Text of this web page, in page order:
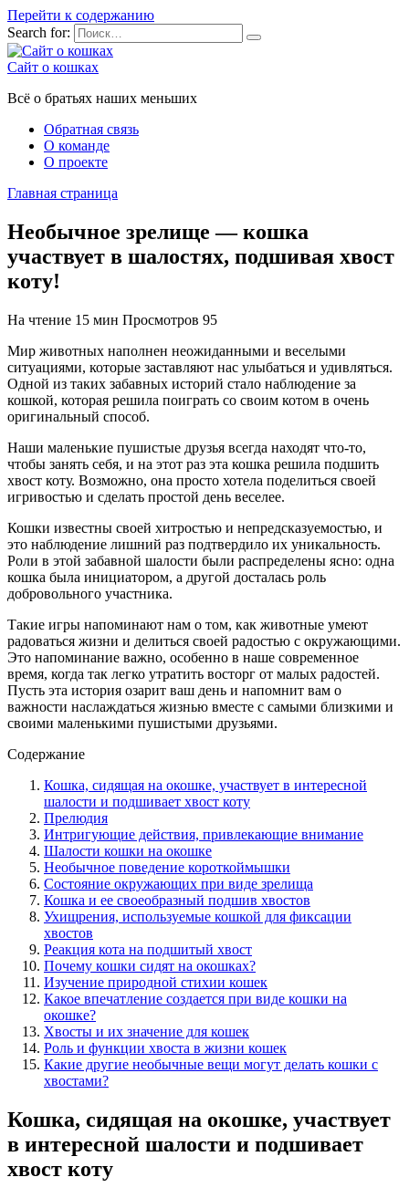
Перейти к содержанию
Search for:
Сайт о кошках
Всё о братьях наших меньших
Обратная связь
О команде
О проекте
Главная страница
Необычное зрелище — кошка
участвует в шалостях, подшивая хвост
коту!
На чтение 15 мин Просмотров 95
Мир животных наполнен неожиданными и веселыми
ситуациями, которые заставляют нас улыбаться и удивляться.
Одной из таких забавных историй стало наблюдение за
кошкой, которая решила поиграть со своим котом в очень
оригинальный способ.
Наши маленькие пушистые друзья всегда находят что-то,
чтобы занять себя, и на этот раз эта кошка решила подшить
хвост коту. Возможно, она просто хотела поделиться своей
игривостью и сделать простой день веселее.
Кошки известны своей хитростью и непредсказуемостью, и
это наблюдение лишний раз подтвердило их уникальность.
Роли в этой забавной шалости были распределены ясно: одна
кошка была инициатором, а другой досталась роль
добровольного участника.
Такие игры напоминают нам о том, как животные умеют
радоваться жизни и делиться своей радостью с окружающими.
Это напоминание важно, особенно в наше современное
время, когда так легко утратить восторг от малых радостей.
Пусть эта история озарит ваш день и напомнит вам о
важности наслаждаться жизнью вместе с самыми близкими и
своими маленькими пушистыми друзьями.
Содержание
Кошка, сидящая на окошке, участвует в интересной
шалости и подшивает хвост коту
Прелюдия
Интригующие действия, привлекающие внимание
Шалости кошки на окошке
Необычное поведение короткоймышки
Состояние окружающих при виде зрелища
Кошка и ее своеобразный подшив хвостов
Ухищрения, используемые кошкой для фиксации
хвостов
Реакция кота на подшитый хвост
Почему кошки сидят на окошках?
Изучение природной стихии кошек
Какое впечатление создается при виде кошки на
окошке?
Хвосты и их значение для кошек
Роль и функции хвоста в жизни кошек
Какие другие необычные вещи могут делать кошки с
хвостами?
Кошка, сидящая на окошке, участвует
в интересной шалости и подшивает
хвост коту